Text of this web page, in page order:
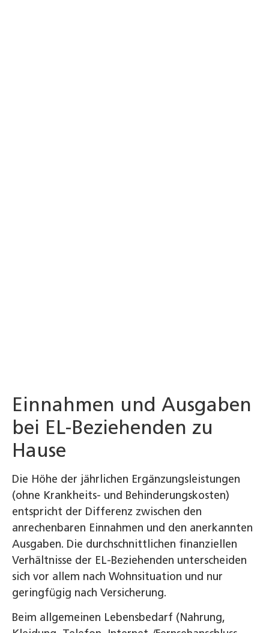
Einnahmen und Ausgaben
bei EL-Beziehenden zu
Hause
Die Höhe der jährlichen Ergänzungsleistungen
(ohne Krankheits- und Behinderungskosten)
entspricht der Differenz zwischen den
anrechenbaren Einnahmen und den anerkannten
Ausgaben. Die durchschnittlichen finanziellen
Verhältnisse der EL-Beziehenden unterscheiden
sich vor allem nach Wohnsituation und nur
geringfügig nach Versicherung.
Beim allgemeinen Lebensbedarf (Nahrung,